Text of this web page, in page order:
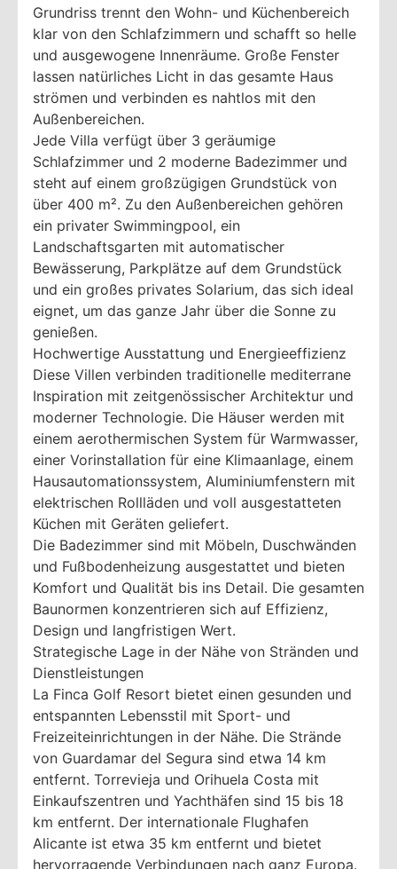
Grundriss trennt den Wohn- und Küchenbereich
klar von den Schlafzimmern und schafft so helle
und ausgewogene Innenräume. Große Fenster
lassen natürliches Licht in das gesamte Haus
strömen und verbinden es nahtlos mit den
Außenbereichen.
Jede Villa verfügt über 3 geräumige
Schlafzimmer und 2 moderne Badezimmer und
steht auf einem großzügigen Grundstück von
über 400 m². Zu den Außenbereichen gehören
ein privater Swimmingpool, ein
Landschaftsgarten mit automatischer
Bewässerung, Parkplätze auf dem Grundstück
und ein großes privates Solarium, das sich ideal
eignet, um das ganze Jahr über die Sonne zu
genießen.
Hochwertige Ausstattung und Energieeffizienz
Diese Villen verbinden traditionelle mediterrane
Inspiration mit zeitgenössischer Architektur und
moderner Technologie. Die Häuser werden mit
einem aerothermischen System für Warmwasser,
einer Vorinstallation für eine Klimaanlage, einem
Hausautomationssystem, Aluminiumfenstern mit
elektrischen Rollläden und voll ausgestatteten
Küchen mit Geräten geliefert.
Die Badezimmer sind mit Möbeln, Duschwänden
und Fußbodenheizung ausgestattet und bieten
Komfort und Qualität bis ins Detail. Die gesamten
Baunormen konzentrieren sich auf Effizienz,
Design und langfristigen Wert.
Strategische Lage in der Nähe von Stränden und
Dienstleistungen
La Finca Golf Resort bietet einen gesunden und
entspannten Lebensstil mit Sport- und
Freizeiteinrichtungen in der Nähe. Die Strände
von Guardamar del Segura sind etwa 14 km
entfernt. Torrevieja und Orihuela Costa mit
Einkaufszentren und Yachthäfen sind 15 bis 18
km entfernt. Der internationale Flughafen
Alicante ist etwa 35 km entfernt und bietet
hervorragende Verbindungen nach ganz Europa.